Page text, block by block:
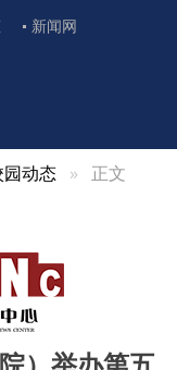
新闻网
园动态 正文